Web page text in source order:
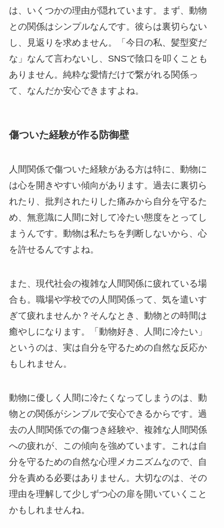
は、いくつかの理由が隠れています。まず、動物
との関係はシンプルなんです。彼らは裏切らない
し、見返りを求めません。「今日の私、髪型変だ
な」なんて言わないし、SNSで陰口を叩くことも
ありません。純粋な愛情だけで繋がれる関係っ
て、なんだか安心できますよね。
傷ついた経験が作る防御壁
人間関係で傷ついた経験がある方は特に、動物に
は心を開きやすい傾向があります。過去に裏切ら
れたり、批判されたりした痛みから自分を守るた
め、無意識に人間に対して冷たい態度をとってし
まうんです。動物は私たちを判断しないから、心
を許せるんですよね。
また、現代社会の複雑な人間関係に疲れている場
合も。職場や学校での人間関係って、気を遣いす
ぎて疲れませんか？そんなとき、動物との時間は
癒やしになります。「動物好き、人間に冷たい」
というのは、実は自分を守るための自然な反応か
もしれません。
動物に優しく人間に冷たくなってしまうのは、動
物との関係がシンプルで安心できるからです。過
去の人間関係での傷つき経験や、複雑な人間関係
への疲れが、この傾向を強めています。これは自
分を守るための自然な心理メカニズムなので、自
分を責める必要はありません。大切なのは、その
理由を理解して少しずつ心の扉を開いていくこと
かもしれませんね。